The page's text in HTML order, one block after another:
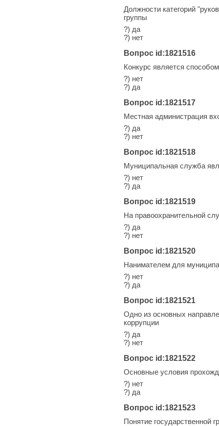
Должности категорий
группы
?) да
?) нет
Вопрос id:1821516
Конкурс является
?) нет
?) да
Вопрос id:1821517
Местная администрация
?) да
?) нет
Вопрос id:1821518
Муниципальная служба
?) нет
?) да
Вопрос id:1821519
На правоохранительной
?) да
?) нет
Вопрос id:1821520
Нанимателем для
?) нет
?) да
Вопрос id:1821521
Одно из основных
коррупции
?) да
?) нет
Вопрос id:1821522
Основные условия
?) нет
?) да
Вопрос id:1821523
Понятие государственной